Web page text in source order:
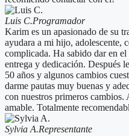
Luis C.Programador
Karim es un apasionado de su
ayudara a mi hijo, adolescente,
complicada. Ha sabido dar en
entrega y dedicación. Después
50 años y algunos cambios
darme pautas muy buenas y
con nuestros primeros cambios.
amable. Totalmente
Sylvia A.Representante